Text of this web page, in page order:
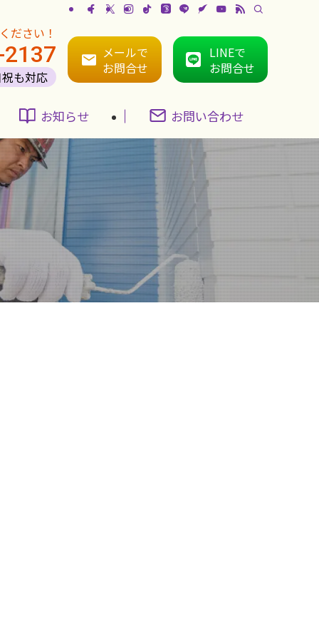
お知らせ お問い合わせ
ださい！
も対応
メールで
お問合せ
LINEで
お問合せ